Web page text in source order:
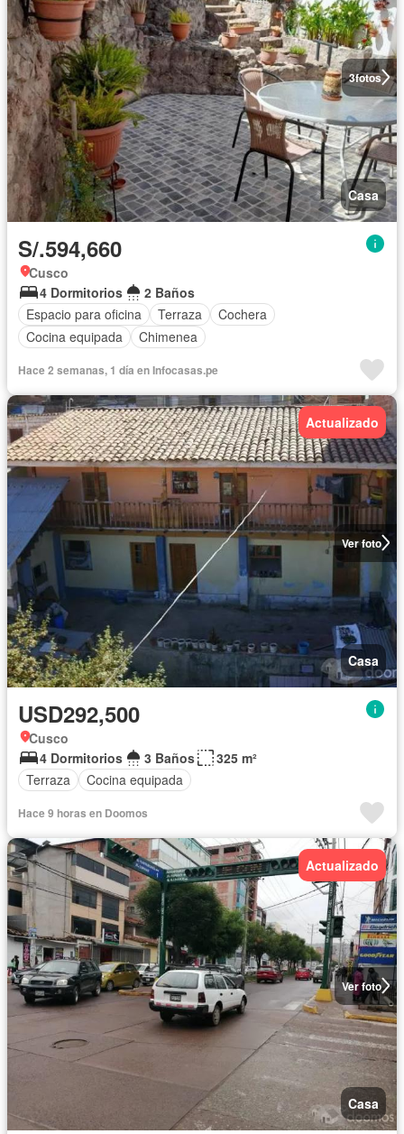
3fotos
Casa
S/.594,660
Cusco
4 Dormitorios
2 Baños
Espacio para oficina
Terraza
Cochera
Cocina equipada
Chimenea
Hace 2 semanas, 1 día en Infocasas.pe
Ver foto
Actualizado
Casa
USD292,500
Cusco
4 Dormitorios
3 Baños
325 m²
Terraza
Cocina equipada
Hace 9 horas en Doomos
Ver foto
Actualizado
Casa